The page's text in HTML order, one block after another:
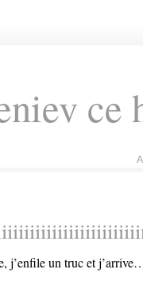
ce
j’enfile un truc et